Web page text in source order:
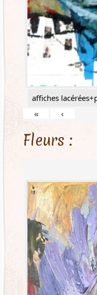
affiches
«
‹
Fleurs :